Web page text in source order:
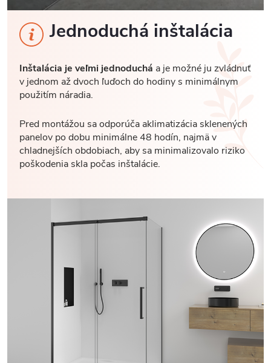
Jednoduchá inštalácia
Inštalácia je veľmi jednoduchá a je možné ju zvládnuť
v jednom až dvoch ľuďoch do hodiny s minimálnym
použitím náradia.
Pred montážou sa odporúča aklimatizácia sklenených
panelov po dobu minimálne 48 hodín, najmä v
chladnejších obdobiach, aby sa minimalizovalo riziko
poškodenia skla počas inštalácie.